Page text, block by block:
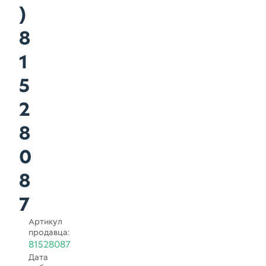
)
8
1
5
2
8
0
8
7
Артикул
продавца:
81528087
Дата